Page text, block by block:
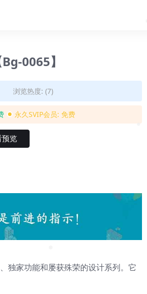
❅
0065】
浏览热度: (7)
永久SVIP会员: 免费
预览
独家功能和屡获殊荣的设计系列。它